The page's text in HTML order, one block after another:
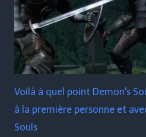
Voilà à quel point Demon's
à la première personne et
Souls